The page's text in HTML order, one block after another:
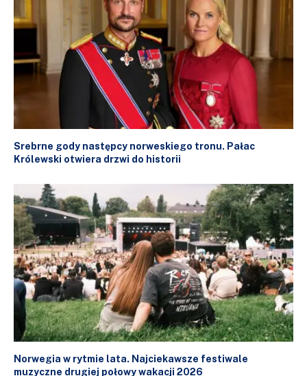
Srebrne gody następcy norweskiego tronu. Pałac
Królewski otwiera drzwi do historii
Norwegia w rytmie lata. Najciekawsze festiwale
muzyczne drugiej połowy wakacji 2026